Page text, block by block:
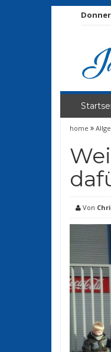
home
Von